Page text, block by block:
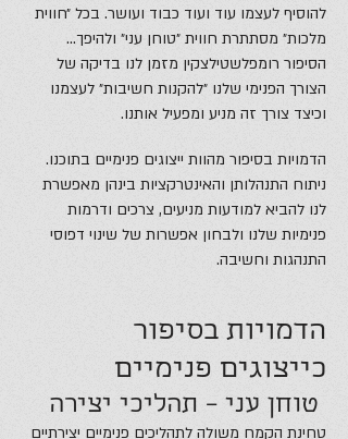
להוסיף לעצמו עוד ועוד כבוד ועושר. בכל ״חווית
מלכות״ מסתתרת חווית ״טוחן עני״ ולהיפך…
הסיפור רומפלשטילצקין מזמן לנו בדיקה של
הצורך הפנימי שלנו ״להקנות חשיבות״ לעצמנו
וכיצד צורך זה מניע ומפעיל אותנו.
הדמויות בסיפור מהוות ייצוגים פנימיים בתוכנו.
ניתוח התנהלותן והאינטרקציות בינהן מאפשרת
לנו להביא למודעות מניעים, צרכים ודרמות
פנימיות שלנו ולבחון אפשרות של שינוי דפוסי
התנהגות וחשיבה.
הדמויות בסיפור
כייצוגים פנימיים
טוחן עני – תהליכי יצירה
טחינת הקמח משולה לתהליכים פנימיים יצירתיים